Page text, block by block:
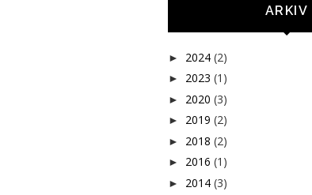
ARKIV
► 2024 (2)
► 2023 (1)
► 2020 (3)
► 2019 (2)
► 2018 (2)
► 2016 (1)
► 2014 (3)